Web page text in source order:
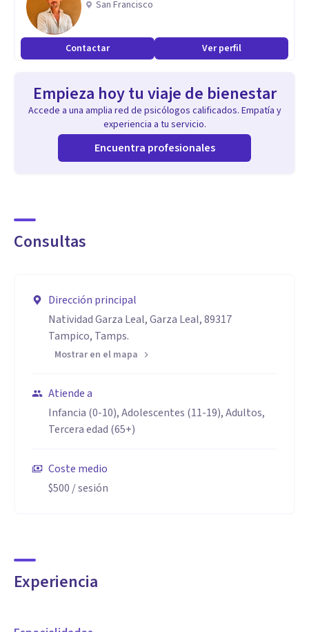
San Francisco
Contactar Ver perfil
Empieza hoy tu viaje de bienestar
Accede a una amplia red de psicólogos calificados. Empatía y
experiencia a tu servicio.
Encuentra profesionales
Consultas
Dirección principal
Natividad Garza Leal, Garza Leal, 89317
Tampico, Tamps.
Mostrar en el mapa
Atiende a
Infancia (0-10), Adolescentes (11-19), Adultos,
Tercera edad (65+)
Coste medio
$500 / sesión
Experiencia